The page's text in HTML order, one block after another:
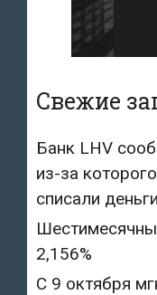
Свежие
Банк LHV
из-за
списали деньги
2,156%
С 9 октября